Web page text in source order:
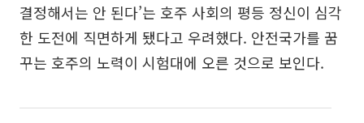
결정해서는 안 된다’는 호주 사회의 평등 정신이 심각
한 도전에 직면하게 됐다고 우려했다. 안전국가를 꿈
꾸는 호주의 노력이 시험대에 오른 것으로 보인다.